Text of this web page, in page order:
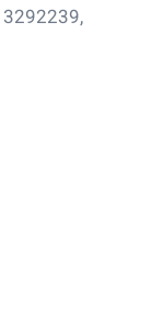
3292239,